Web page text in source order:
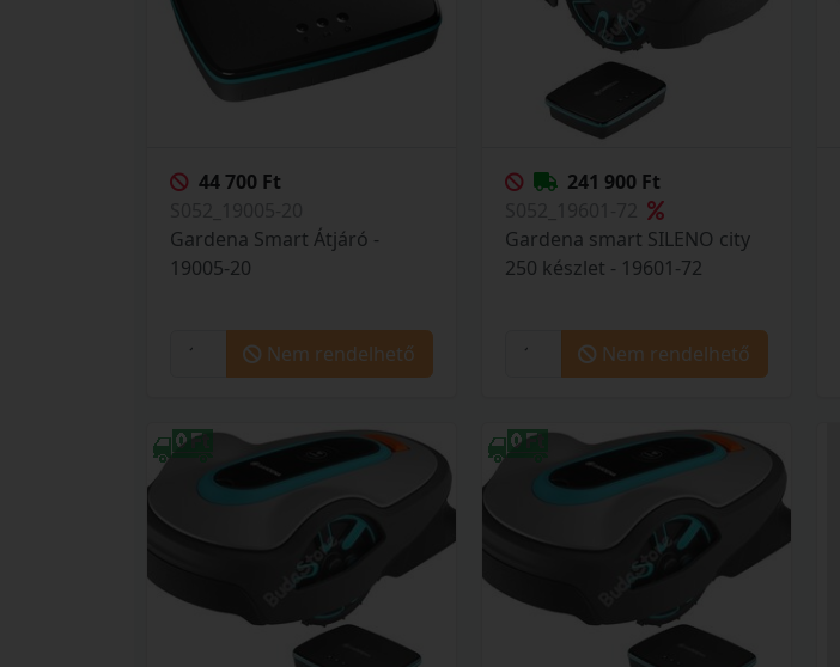
44 700 Ft
Gardena Smart Átjáró -
19005-20
Nem rendelhető
241 900 Ft
Gardena smart SILENO city
250 készlet - 19601-72
Nem rendelhető